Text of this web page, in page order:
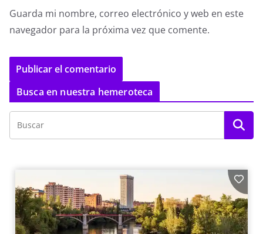
Guarda mi nombre, correo electrónico y web en este
navegador para la próxima vez que comente.
Busca en nuestra hemeroteca